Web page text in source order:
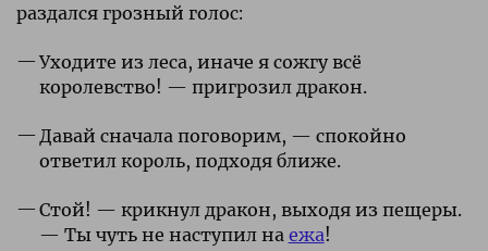
раздался грозный голос:
Уходите из леса, иначе я сожгу всё
королевство! — пригрозил дракон.
Давай сначала поговорим, — спокойно
ответил король, подходя ближе.
Стой! — крикнул дракон, выходя из пещеры.
— Ты чуть не наступил на ежа!